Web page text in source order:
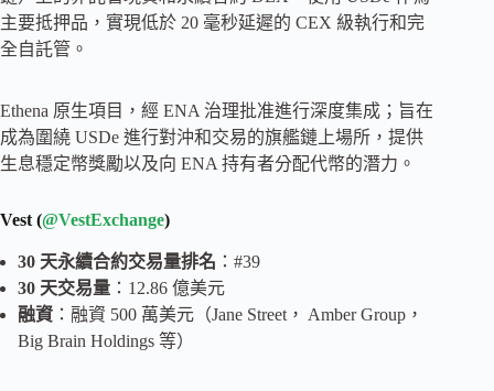
主要抵押品，實現低於 20 毫秒延遲的 CEX 級執行和完
全自託管。
Ethena 原生項目，經 ENA 治理批准進行深度集成；旨在
成為圍繞 USDe 進行對沖和交易的旗艦鏈上場所，提供
生息穩定幣獎勵以及向 ENA 持有者分配代幣的潛力。
Vest (@VestExchange)
30 天永續合約交易量排名 ：#39
30 天交易量 ：12.86 億美元
融資 ：融資 500 萬美元（Jane Street， Amber Group，
Big Brain Holdings 等）